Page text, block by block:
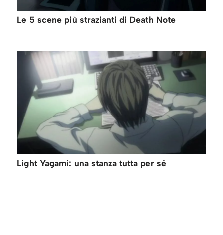
Le 5 scene più strazianti di Death Note
Light Yagami: una stanza tutta per sé